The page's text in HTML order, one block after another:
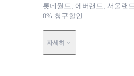
롯데월드, 에버랜드, 서울랜
0% 청구할인
자세히